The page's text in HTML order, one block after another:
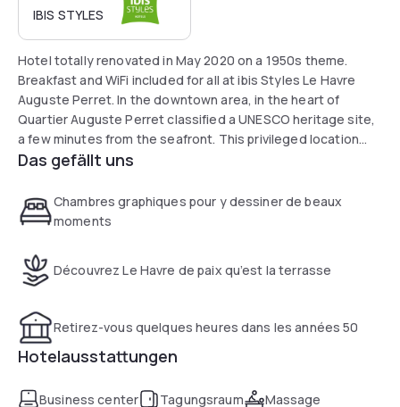
IBIS STYLES
Hotel totally renovated in May 2020 on a 1950s theme.
Breakfast and WiFi included for all at ibis Styles Le Havre
Auguste Perret. In the downtown area, in the heart of
Quartier Auguste Perret classified a UNESCO heritage site,
a few minutes from the seafront. This privileged location
allows you to enjoy shops, museums, casino etc. near the
mobility.
Das gefällt uns
Chambres graphiques pour y dessiner de beaux
moments
Découvrez Le Havre de paix qu’est la terrasse
Retirez-vous quelques heures dans les années 50
Hotelausstattungen
Business center Tagungsraum Massage